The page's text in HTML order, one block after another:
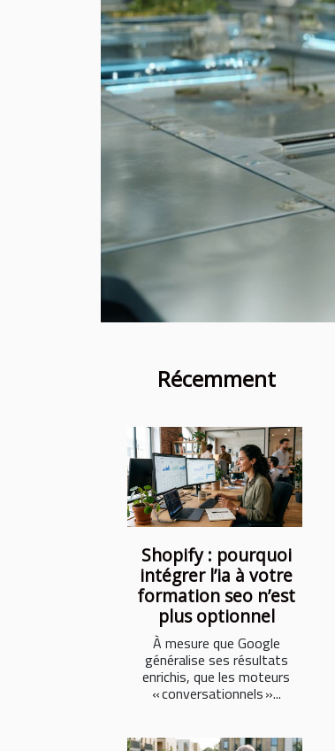
Récemment
Shopify : pourquoi
intégrer l’ia à votre
formation seo n’est
plus optionnel
À mesure que Google
généralise ses résultats
enrichis, que les moteurs
« conversationnels »...